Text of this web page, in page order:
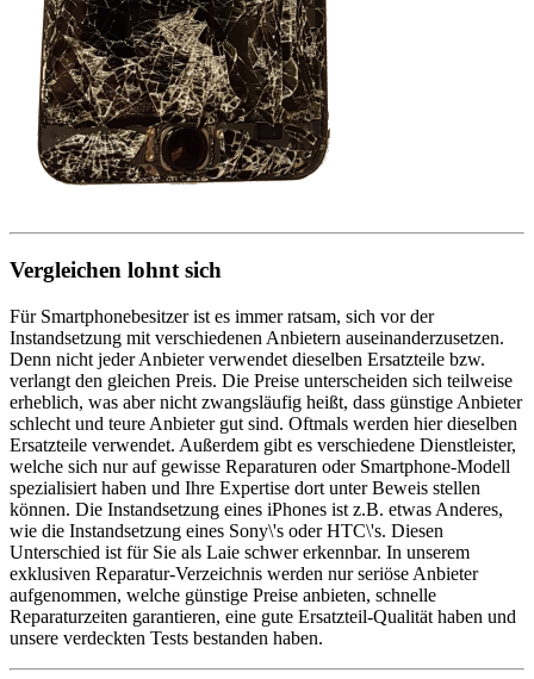
Vergleichen lohnt sich
Für Smartphonebesitzer ist es immer ratsam, sich vor der
Instandsetzung mit verschiedenen Anbietern auseinanderzusetzen.
Denn nicht jeder Anbieter verwendet dieselben Ersatzteile bzw.
verlangt den gleichen Preis. Die Preise unterscheiden sich teilweise
erheblich, was aber nicht zwangsläufig heißt, dass günstige Anbieter
schlecht und teure Anbieter gut sind. Oftmals werden hier dieselben
Ersatzteile verwendet. Außerdem gibt es verschiedene Dienstleister,
welche sich nur auf gewisse Reparaturen oder Smartphone-Modell
spezialisiert haben und Ihre Expertise dort unter Beweis stellen
können. Die Instandsetzung eines iPhones ist z.B. etwas Anderes,
wie die Instandsetzung eines Sony\'s oder HTC\'s. Diesen
Unterschied ist für Sie als Laie schwer erkennbar. In unserem
exklusiven Reparatur-Verzeichnis werden nur seriöse Anbieter
aufgenommen, welche günstige Preise anbieten, schnelle
Reparaturzeiten garantieren, eine gute Ersatzteil-Qualität haben und
unsere verdeckten Tests bestanden haben.